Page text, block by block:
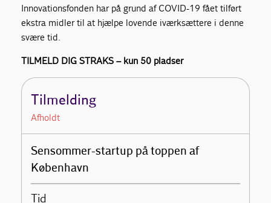
Innovationsfonden har på grund af COVID-19 fået tilført
ekstra midler til at hjælpe lovende iværksættere i denne
svære tid.
TILMELD DIG STRAKS – kun 50 pladser
Tilmelding
Afholdt
Sensommer-startup på toppen af
København
Tid